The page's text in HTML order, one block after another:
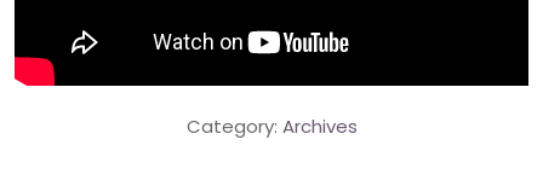
Category: Archives